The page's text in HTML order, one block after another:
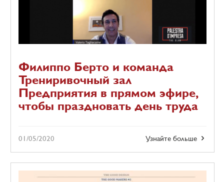
Филиппо Берто и команда
Трениривочный зал
Предприятия в прямом эфире,
чтобы праздновать день труда
Узнайте больше
01/05/2020